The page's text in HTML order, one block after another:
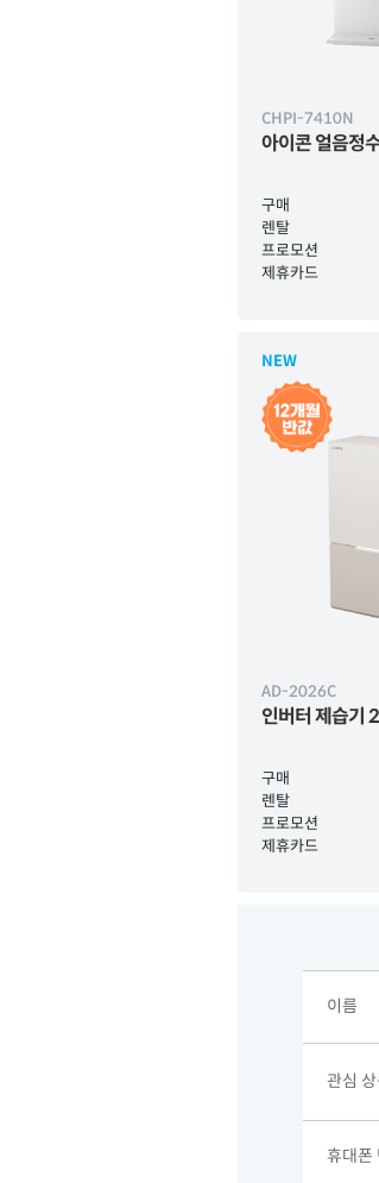
CHPI-7410N
아이콘 얼음정
구매
렌탈
프로모션
제휴카드
NEW
AD-2026C
인버터 제습기
구매
렌탈
프로모션
제휴카드
이름
관심
휴대폰